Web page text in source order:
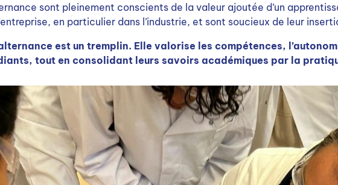
sont pleinement conscients de la valeur ajoutée d’un
en particulier dans l’industrie, et sont soucieux de leur
est un tremplin. Elle valorise les compétences,
tout en consolidant leurs savoirs académiques par la